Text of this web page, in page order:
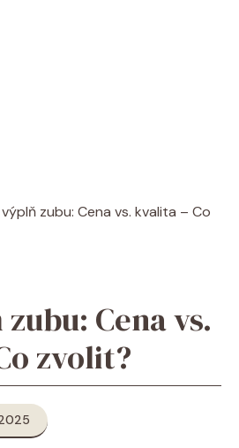
výplň zubu: Cena vs. kvalita – Co
Cena vs.
zvolit?